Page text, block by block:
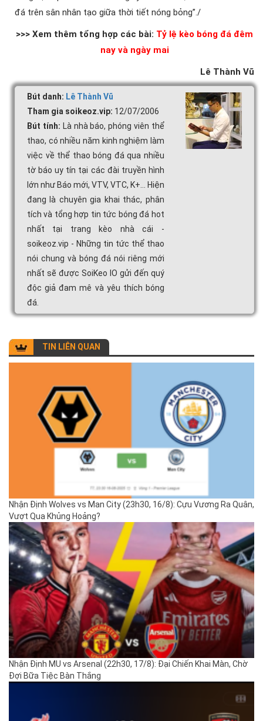
đá trên sân nhân tạo giữa thời tiết nóng bỏng”./
>>> Xem thêm tổng hợp các bài: Tỷ lệ kèo bóng đá đêm
nay và ngày mai
Lê Thành Vũ
Bút danh: Lê Thành Vũ
Tham gia soikeoz.vip: 12/07/2006
Bút tính: Là nhà báo, phóng viên thể
thao, có nhiều năm kinh nghiệm làm
việc về thể thao bóng đá qua nhiều
tờ báo uy tín tại các đài truyền hình
lớn như Báo mới, VTV, VTC, K+... Hiện
đang là chuyên gia khai thác, phân
tích và tổng hợp tin tức bóng đá hot
nhất tại trang kèo nhà cái -
soikeoz.vip - Những tin tức thể thao
nói chung và bóng đá nói riêng mới
nhất sẽ được SoiKeo IO gửi đến quý
độc giả đam mê và yêu thích bóng
đá.
TIN LIÊN QUAN
Nhận Định Wolves vs Man City (23h30, 16/8): Cựu Vương Ra Quân,
Vượt Qua Khủng Hoảng?
Nhận Định MU vs Arsenal (22h30, 17/8): Đại Chiến Khai Màn, Chờ
Đợi Bữa Tiệc Bàn Thắng